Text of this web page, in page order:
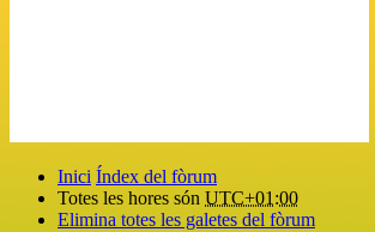
Inici Índex del fòrum
Totes les hores són UTC+01:00
Elimina totes les galetes del fòrum